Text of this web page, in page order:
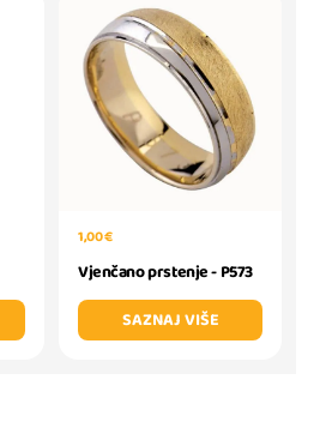
1,00 €
Vjenčano prstenje - P573
SAZNAJ VIŠE